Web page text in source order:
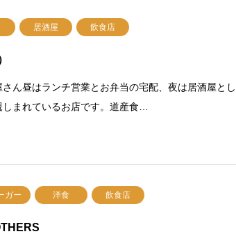
居酒屋 飲食店
ん昼はランチ営業とお弁当の宅配、夜は居酒屋とし
まれているお店です。道産食…
ガー 洋食 飲食店